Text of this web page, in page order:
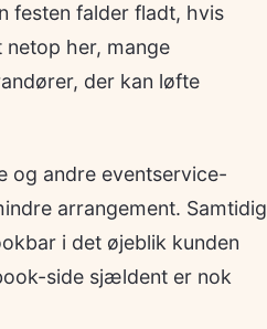
festen falder fladt, hvis
netop her, mange
der kan løfte
og andre eventservice-
arrangement. Samtidig
i det øjeblik kunden
side sjældent er nok